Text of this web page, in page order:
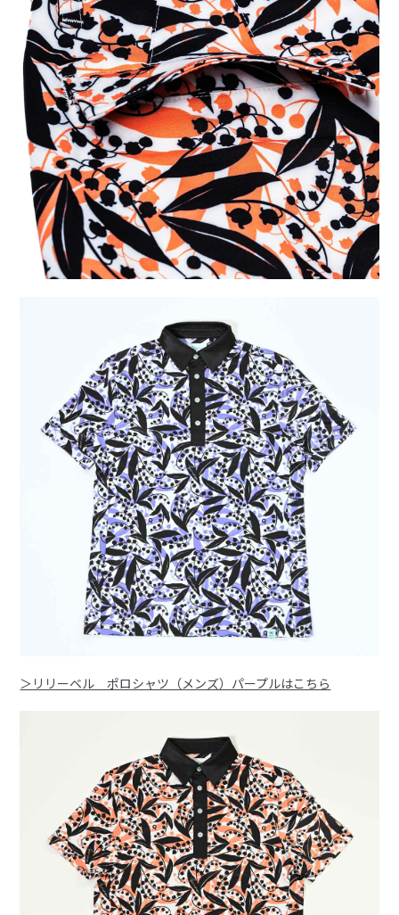
＞リリーベル ポロシャツ（メンズ）パープルはこちら